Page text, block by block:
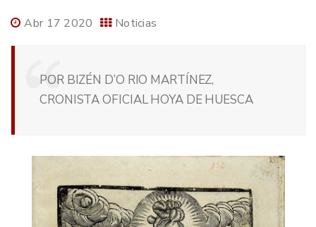
Abr 17 2020 Noticias
POR BIZÉN D’O RIO MARTÍNEZ,
CRONISTA OFICIAL HOYA DE HUESCA